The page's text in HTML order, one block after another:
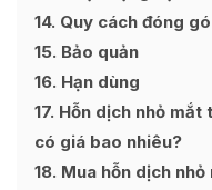
14 Quy cách đóng
15 Bảo quản
16 Hạn dùng
17 Hỗn dịch nhỏ mắt
có giá bao nhiêu?
18 Mua hỗn dịch